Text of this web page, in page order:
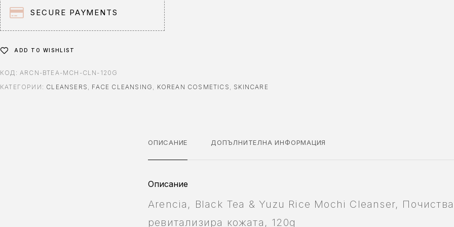
:
SECURE PAYMENTS
ADD TO WISHLIST
КОД: ARCN-BTEA-MCH-CLN-120G
КАТЕГОРИИ: CLEANSERS FACE CLEANSING KOREAN COSMETICS SKINCARE
ОПИСАНИЕ ДОПЪЛНИТЕЛНА ИНФОРМАЦИЯ
Описание
Arencia, Black Tea & Yuzu Rice Mochi Cleanser,
ревитализира кожата, 120g